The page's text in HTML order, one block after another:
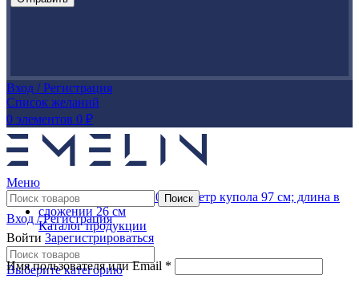
Вход / Регистрация
Список желаний
0 элементов 0 ₽
Каталог продукции
Выберите категорию
Меню
Поиск
Вход / Регистрация
Войти Зарегистрироваться
Имя пользователя или Email *